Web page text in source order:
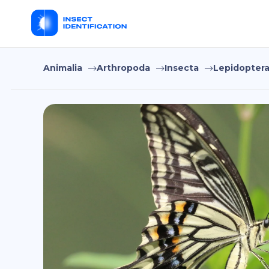
Animalia Arthropoda Insecta Lepidoptera